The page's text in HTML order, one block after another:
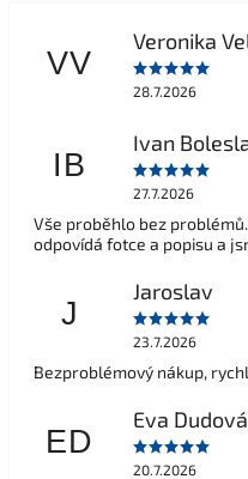
VV
Veronika
28.7.2026
IB
Ivan
27.7.2026
Vše proběhlo bez
odpovídá fotce a popisu a
J
Jaroslav
23.7.2026
Bezproblémový nákup,
ED
Eva Dudová
20.7.2026